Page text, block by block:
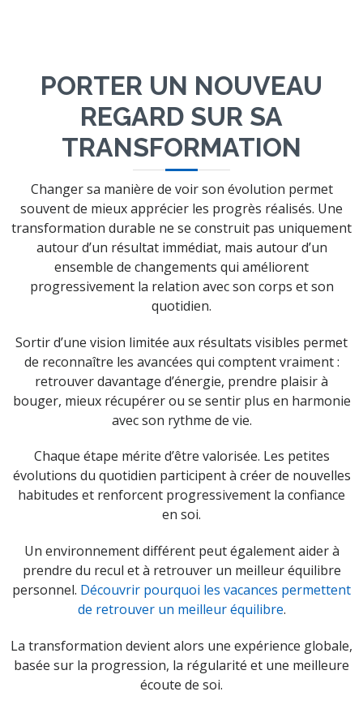
PORTER UN NOUVEAU
REGARD SUR SA
TRANSFORMATION
Changer sa manière de voir son évolution permet
souvent de mieux apprécier les progrès réalisés. Une
transformation durable ne se construit pas uniquement
autour d’un résultat immédiat, mais autour d’un
ensemble de changements qui améliorent
progressivement la relation avec son corps et son
quotidien.
Sortir d’une vision limitée aux résultats visibles permet
de reconnaître les avancées qui comptent vraiment :
retrouver davantage d’énergie, prendre plaisir à
bouger, mieux récupérer ou se sentir plus en harmonie
avec son rythme de vie.
Chaque étape mérite d’être valorisée. Les petites
évolutions du quotidien participent à créer de nouvelles
habitudes et renforcent progressivement la confiance
en soi.
Un environnement différent peut également aider à
prendre du recul et à retrouver un meilleur équilibre
personnel. Découvrir pourquoi les vacances permettent
de retrouver un meilleur équilibre.
La transformation devient alors une expérience globale,
basée sur la progression, la régularité et une meilleure
écoute de soi.